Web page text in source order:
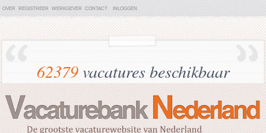
OVER REGISTREER WERKGEVER CONTACT INLOGGEN
62379vacatures beschikbaar